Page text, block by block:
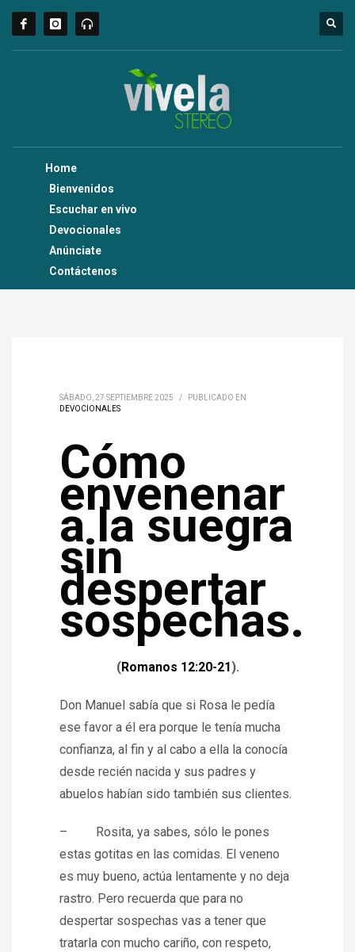
Home
Bienvenidos
Escuchar en vivo
Devocionales
Anúnciate
Contáctenos
SÁBADO, 27 SEPTIEMBRE 2025 /
PUBLICADO EN
DEVOCIONALES
Cómo
envenenar
a la suegra
sin
despertar
sospechas.
(Romanos 12:20-21).
Don Manuel sabía que si Rosa le pedía
ese favor a él era porque le tenía mucha
confianza, al fin y al cabo a ella la conocía
desde recién nacida y sus padres y
abuelos habían sido también sus clientes.
– Rosita, ya sabes, sólo le pones
estas gotitas en las comidas. El veneno
es muy bueno, actúa lentamente y no deja
rastro. Pero recuerda que para no
despertar sospechas vas a tener que
tratarla con mucho cariño, con respeto,